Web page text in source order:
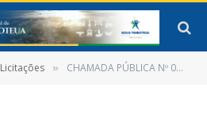
Licitações » CHAMADA PÚBLICA Nº 001/2022 (Aquisição de Gêneros Alimentícios diretamente da agricultura familiar e do empreendedor familiar rural ou de suas organizações para o atendimento do PROGRAMA NACIONAL DE ALIMENTAÇÃO ESCOLAR / PNAE)